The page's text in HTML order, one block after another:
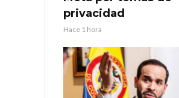
privacidad
Hace 1 hora